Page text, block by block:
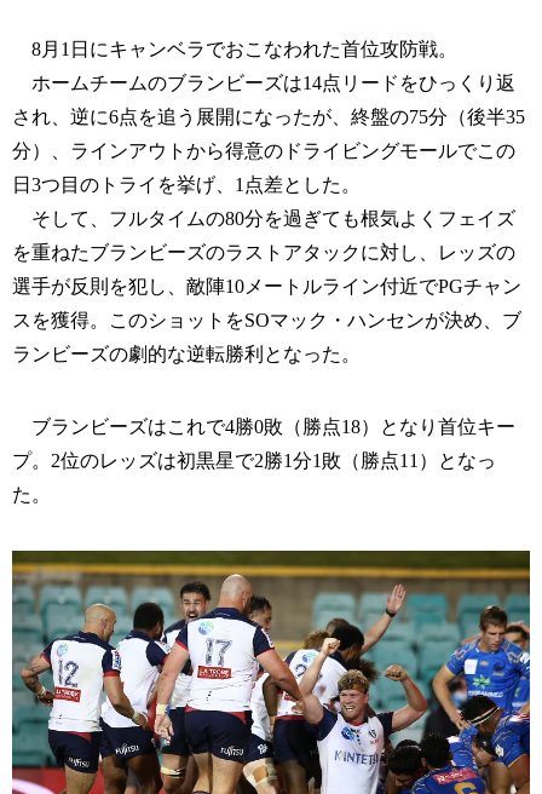
8月1日にキャンベラでおこなわれた首位攻防戦。
ホームチームのブランビーズは14点リードをひっくり返
され、逆に6点を追う展開になったが、終盤の75分（後半35
分）、ラインアウトから得意のドライビングモールでこの
日3つ目のトライを挙げ、1点差とした。
そして、フルタイムの80分を過ぎても根気よくフェイズ
を重ねたブランビーズのラストアタックに対し、レッズの
選手が反則を犯し、敵陣10メートルライン付近でPGチャン
スを獲得。このショットをSOマック・ハンセンが決め、ブ
ランビーズの劇的な逆転勝利となった。
ブランビーズはこれで4勝0敗（勝点18）となり首位キー
プ。2位のレッズは初黒星で2勝1分1敗（勝点11）となっ
た。